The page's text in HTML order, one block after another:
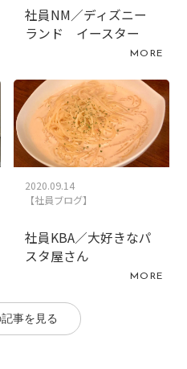
社員NM／ディズニー
ランド イースター
MORE
2020.09.14
【社員ブログ】
社員KBA／大好きなパ
スタ屋さん
MORE
事を見る